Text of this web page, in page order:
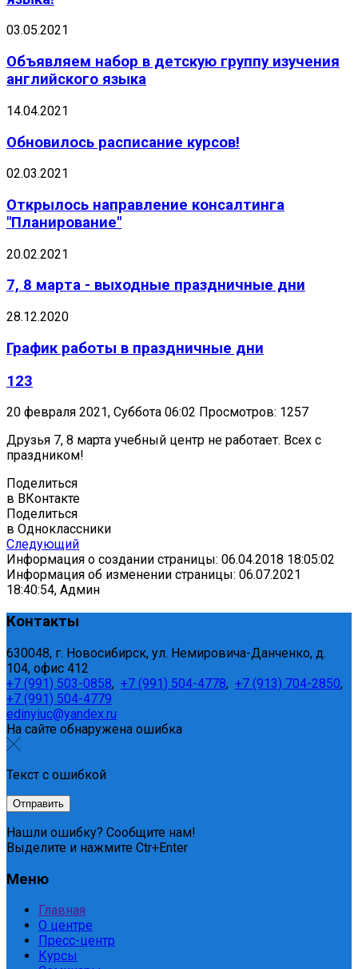
03.05.2021
Объявляем набор в детскую группу изучения
английского языка
14.04.2021
Обновилось расписание курсов!
02.03.2021
Открылось направление консалтинга
"Планирование"
20.02.2021
7, 8 марта - выходные праздничные дни
28.12.2020
График работы в праздничные дни
123
20 февраля 2021, Суббота 06:02 Просмотров: 1257
Друзья 7, 8 марта учебный центр не работает. Всех с
праздником!
Поделиться
в ВКонтакте
Поделиться
в Одноклассники
Следующий
Информация о создании страницы: 06.04.2018 18:05:02
Информация об изменении страницы: 06.07.2021
18:40:54, Админ
Контакты
630048, г. Новосибирск, ул. Немировича-Данченко, д.
104, офис 412
+7 (991) 503-0858, +7 (991) 504-4778, +7 (913) 704-2850,
+7 (991) 504-4779
edinyiuc@yandex.ru
На сайте обнаружена ошибка
Текст с ошибкой
Нашли ошибку? Сообщите нам!
Выделите и нажмите Ctr+Enter
Меню
Главная
О центре
Пресс-центр
Курсы